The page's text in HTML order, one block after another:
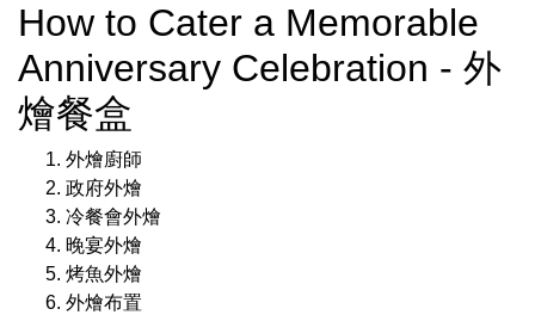
How to Cater a Memorable
Anniversary Celebration - 外
燴餐盒
外燴廚師
政府外燴
冷餐會外燴
晚宴外燴
烤魚外燴
外燴布置